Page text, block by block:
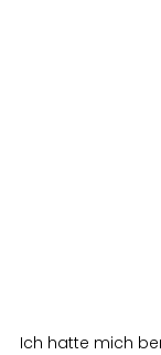
Ich hatte mich